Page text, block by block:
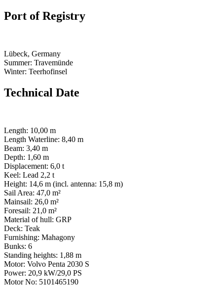
Port of Registry
Lübeck, Germany
Summer: Travemünde
Winter: Teerhofinsel
Technical Date
Length: 10,00 m
Length Waterline: 8,40 m
Beam: 3,40 m
Depth: 1,60 m
Displacement: 6,0 t
Keel: Lead 2,2 t
Height: 14,6 m (incl. antenna: 15,8 m)
Sail Area: 47,0 m²
Mainsail: 26,0 m²
Foresail: 21,0 m²
Material of hull: GRP
Deck: Teak
Furnishing: Mahagony
Bunks: 6
Standing heights: 1,88 m
Motor: Volvo Penta 2030 S
Power: 20,9 kW/29,0 PS
Motor No: 5101465190